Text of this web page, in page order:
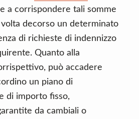
a corrispondere tali somme
decorso un determinato
di richieste di indennizzo
Quanto alla
può accadere
un piano di
di importo fisso,
da cambiali o